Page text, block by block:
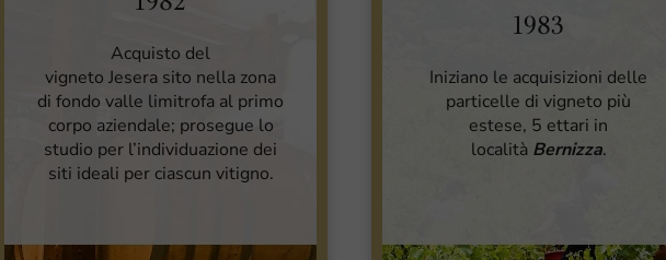
Acquisto del
vigneto Jesera sito nella zona
di fondo valle limitrofa al primo
corpo aziendale; prosegue lo
studio per l’individuazione dei
siti ideali per ciascun vitigno.
1983
Iniziano le acquisizioni delle
particelle di vigneto più
estese, 5 ettari in
località Bernizza.